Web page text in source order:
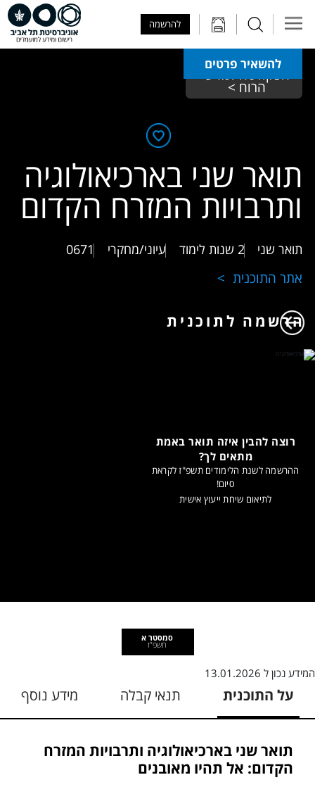
להרשמה
להשאיר פרטים
הפקולטה למדעי
הרוח >
תואר שני בארכיאולוגיה
ותרבויות המזרח הקדום
תואר שני 2 שנות לימוד עיוני/מחקרי 0671
אתר התוכנית
הרשמה לתוכנית
רוצה להבין איזה תואר באמת
מתאים לך?
ההרשמה לשנת הלימודים תשפ"ז לקראת
סיום!
לתיאום שיחת ייעוץ אישית
סמסטר א
תשפ"ז
המידע נכון ל 13.01.2026
על התוכנית תנאי קבלה מידע נוסף
תואר שני בארכיאולוגיה ותרבויות המזרח
הקדום: אל תהיו מאובנים